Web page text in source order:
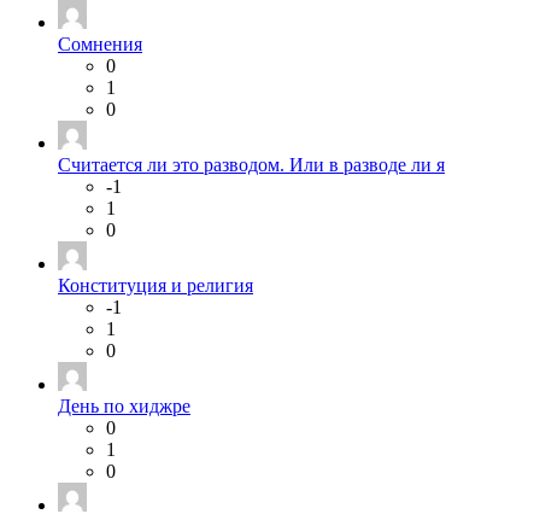
Сомнения
0
1
0
Считается ли это разводом. Или в разводе ли я
-1
1
0
Конституция и религия
-1
1
0
День по хиджре
0
1
0